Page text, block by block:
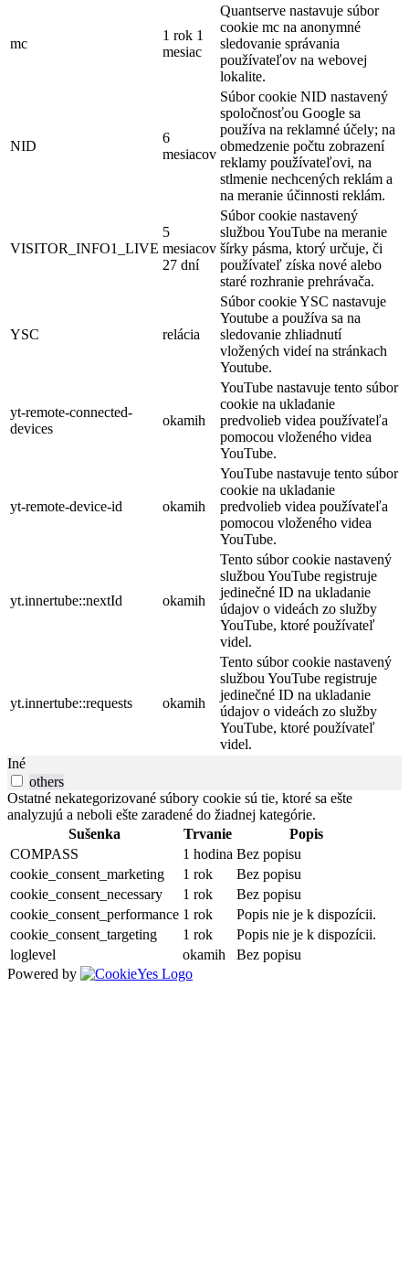
mc
1 rok 1
mesiac
Quantserve nastavuje súbor
cookie mc na anonymné
sledovanie správania
používateľov na webovej
lokalite.
NID
6
mesiacov
Súbor cookie NID nastavený
spoločnosťou Google sa
používa na reklamné účely; na
obmedzenie počtu zobrazení
reklamy používateľovi, na
stlmenie nechcených reklám a
na meranie účinnosti reklám.
VISITOR_INFO1_LIVE
5
mesiacov
27 dní
Súbor cookie nastavený
službou YouTube na meranie
šírky pásma, ktorý určuje, či
používateľ získa nové alebo
staré rozhranie prehrávača.
YSC relácia
Súbor cookie YSC nastavuje
Youtube a používa sa na
sledovanie zhliadnutí
vložených videí na stránkach
Youtube.
yt-remote-connected-
devices
okamih
YouTube nastavuje tento súbor
cookie na ukladanie
predvolieb videa používateľa
pomocou vloženého videa
YouTube.
yt-remote-device-id okamih
YouTube nastavuje tento súbor
cookie na ukladanie
predvolieb videa používateľa
pomocou vloženého videa
YouTube.
yt.innertube::nextId okamih
Tento súbor cookie nastavený
službou YouTube registruje
jedinečné ID na ukladanie
údajov o videách zo služby
YouTube, ktoré používateľ
videl.
yt.innertube::requests okamih
Tento súbor cookie nastavený
službou YouTube registruje
jedinečné ID na ukladanie
údajov o videách zo služby
YouTube, ktoré používateľ
videl.
Iné
others
Ostatné nekategorizované súbory cookie sú tie, ktoré sa ešte
analyzujú a neboli ešte zaradené do žiadnej kategórie.
Sušenka
Trvanie
Popis
COMPASS
1 hodina Bez popisu
cookie_consent_marketing
1 rok
Bez popisu
cookie_consent_necessary
1 rok
Bez popisu
cookie_consent_performance 1 rok
Popis nie je k dispozícii.
cookie_consent_targeting
1 rok
Popis nie je k dispozícii.
loglevel
okamih
Bez popisu
Powered by